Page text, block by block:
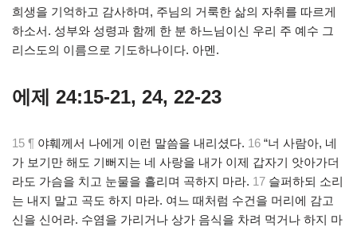
희생을 기억하고 감사하며, 주님의 거룩한 삶의 자취를 따르게
하소서. 성부와 성령과 함께 한 분 하느님이신 우리 주 예수 그
리스도의 이름으로 기도하나이다. 아멘.
에제 24:15-21, 24, 22-23
15 ¶ 야훼께서 나에게 이런 말씀을 내리셨다. 16 “너 사람아, 네
가 보기만 해도 기뻐지는 네 사랑을 내가 이제 갑자기 앗아가더
라도 가슴을 치고 눈물을 흘리며 곡하지 마라. 17 슬퍼하되 소리
는 내지 말고 곡도 하지 마라. 여느 때처럼 수건을 머리에 감고
신을 신어라. 수염을 가리거나 상가 음식을 차려 먹거나 하지 마